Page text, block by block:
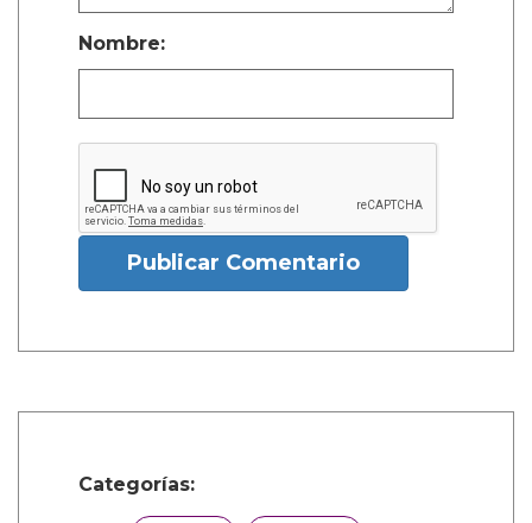
Nombre:
Publicar Comentario
Categorías: